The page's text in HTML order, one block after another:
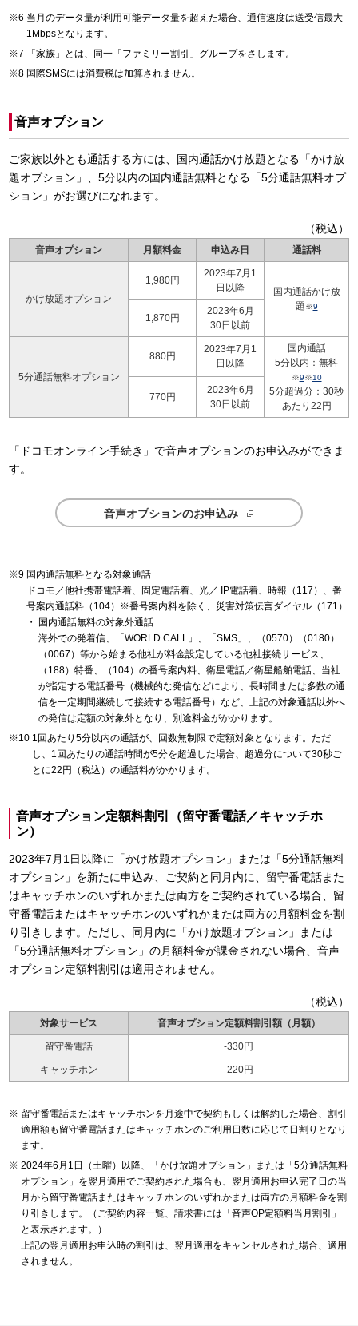
当月のデータ量が利用可能データ量を超えた場合、通信速度は送受信最大
1Mbpsとなります。
「家族」とは、同一「ファミリー割引」グループをさします。
国際SMSには消費税は加算されません。
音声オプション
ご家族以外とも通話する方には、国内通話かけ放題となる「かけ放
題オプション」、5分以内の国内通話無料となる「5分通話無料オプ
ション」がお選びになれます。
（税込）
音声オプション 月額料金 申込み日 通話料
かけ放題オプション
1,980円
2023年7月1
日以降
国内通話かけ放
題※9
1,870円
2023年6月
30日以前
5分通話無料オプション
880円
2023年7月1
日以降
国内通話
5分以内：無料
※9※10
5分超過分：30秒
あたり22円
770円
2023年6月
30日以前
「ドコモオンライン手続き」で音声オプションのお申込みができま
す。
音声オプションのお申込み
国内通話無料となる対象通話
ドコモ／他社携帯電話着、固定電話着、光／ IP電話着、時報（117）、番
号案内通話料（104）※番号案内料を除く、災害対策伝言ダイヤル（171）
国内通話無料の対象外通話
海外での発着信、「WORLD CALL」、「SMS」、（0570）（0180）
（0067）等から始まる他社が料金設定している他社接続サービス、
（188）特番、（104）の番号案内料、衛星電話／衛星船舶電話、当社
が指定する電話番号（機械的な発信などにより、長時間または多数の通
信を一定期間継続して接続する電話番号）など、上記の対象通話以外へ
の発信は定額の対象外となり、別途料金がかかります。
1回あたり5分以内の通話が、回数無制限で定額対象となります。ただ
し、1回あたりの通話時間が5分を超過した場合、超過分について30秒ご
とに22円（税込）の通話料がかかります。
音声オプション定額料割引（留守番電話／キャッチホ
ン）
2023年7月1日以降に「かけ放題オプション」または「5分通話無料
オプション」を新たに申込み、ご契約と同月内に、留守番電話また
はキャッチホンのいずれかまたは両方をご契約されている場合、留
守番電話またはキャッチホンのいずれかまたは両方の月額料金を割
り引きします。ただし、同月内に「かけ放題オプション」または
「5分通話無料オプション」の月額料金が課金されない場合、音声
オプション定額料割引は適用されません。
（税込）
対象サービス 音声オプション定額料割引額（月額）
留守番電話 -330円
キャッチホン -220円
留守番電話またはキャッチホンを月途中で契約もしくは解約した場合、割引
適用額も留守番電話またはキャッチホンのご利用日数に応じて日割りとなり
ます。
2024年6月1日（土曜）以降、「かけ放題オプション」または「5分通話無料
オプション」を翌月適用でご契約された場合も、翌月適用お申込完了日の当
月から留守番電話またはキャッチホンのいずれかまたは両方の月額料金を割
り引きします。（ご契約内容一覧、請求書には「音声OP定額料当月割引」
と表示されます。）
上記の翌月適用お申込時の割引は、翌月適用をキャンセルされた場合、適用
されません。